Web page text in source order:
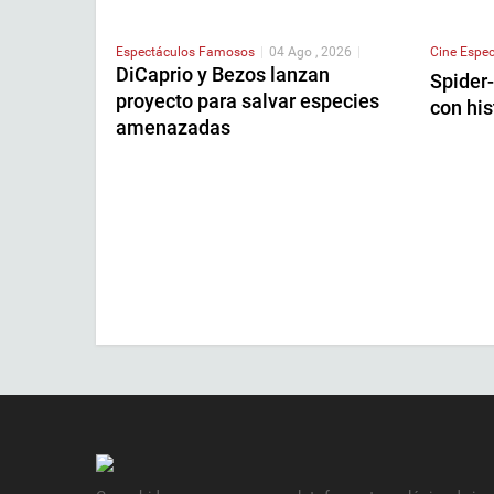
Espectáculos Famosos | 04 Ago , 2026 |
DiCaprio y Bezos lanzan
proyecto para salvar especies
amenazadas
Cine
con